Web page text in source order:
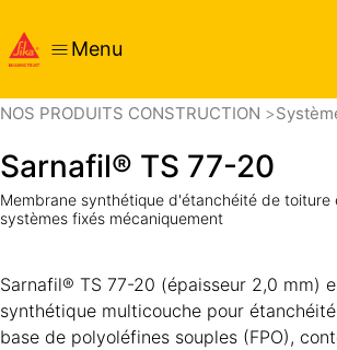
Menu
NOS PRODUITS CONSTRUCTION
Sarnafil® TS 77-20
Membrane synthétique d'étanchéité de toiture
systèmes fixés mécaniquement
Sarnafil® TS 77-20 (épaisseur 2,0 mm)
synthétique multicouche pour
base de polyoléfines souples (FPO),